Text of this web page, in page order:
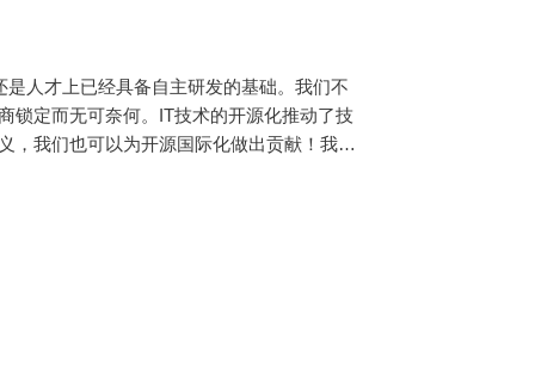
人才上已经具备自主研发的基础。我们不
锁定而无可奈何。IT技术的开源化推动了技
，我们也可以为开源国际化做出贡献！我们